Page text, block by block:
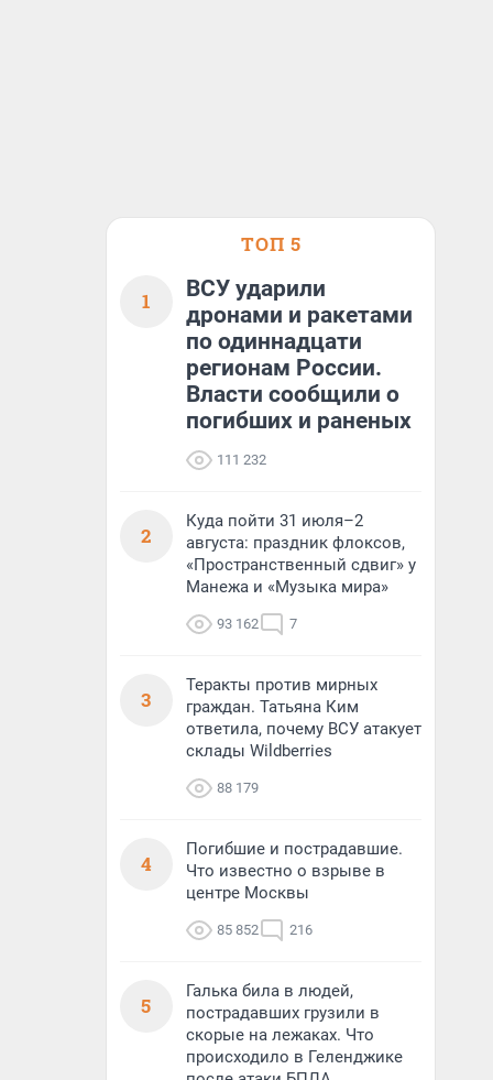
ТОП 5
1
ВСУ ударили
дронами и ракетами
по одиннадцати
регионам России.
Власти сообщили о
погибших и раненых
111 232
2
Куда пойти 31 июля–2
августа: праздник флоксов,
«Пространственный сдвиг» у
Манежа и «Музыка мира»
93 162 7
3
Теракты против мирных
граждан. Татьяна Ким
ответила, почему ВСУ атакует
склады Wildberries
88 179
4
Погибшие и пострадавшие.
Что известно о взрыве в
центре Москвы
85 852 216
5
Галька била в людей,
пострадавших грузили в
скорые на лежаках. Что
происходило в Геленджике